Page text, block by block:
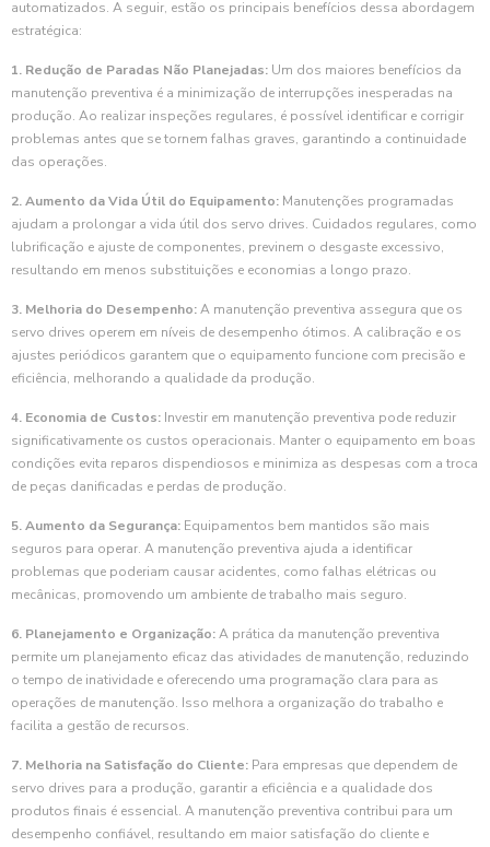
automatizados. A seguir, estão os principais benefícios dessa abordagem
estratégica:
1. Redução de Paradas Não Planejadas: Um dos maiores benefícios da
manutenção preventiva é a minimização de interrupções inesperadas na
produção. Ao realizar inspeções regulares, é possível identificar e corrigir
problemas antes que se tornem falhas graves, garantindo a continuidade
das operações.
2. Aumento da Vida Útil do Equipamento: Manutenções programadas
ajudam a prolongar a vida útil dos servo drives. Cuidados regulares, como
lubrificação e ajuste de componentes, previnem o desgaste excessivo,
resultando em menos substituições e economias a longo prazo.
3. Melhoria do Desempenho:A manutenção preventiva assegura que os
servo drives operem em níveis de desempenho ótimos. A calibração e os
ajustes periódicos garantem que o equipamento funcione com precisão e
eficiência, melhorando a qualidade da produção.
4. Economia de Custos: Investir em manutenção preventiva pode reduzir
significativamente os custos operacionais. Manter o equipamento em boas
condições evita reparos dispendiosos e minimiza as despesas com a troca
de peças danificadas e perdas de produção.
5. Aumento da Segurança: Equipamentos bem mantidos são mais
seguros para operar. A manutenção preventiva ajuda a identificar
problemas que poderiam causar acidentes, como falhas elétricas ou
mecânicas, promovendo um ambiente de trabalho mais seguro.
6. Planejamento e Organização:A prática da manutenção preventiva
permite um planejamento eficaz das atividades de manutenção, reduzindo
o tempo de inatividade e oferecendo uma programação clara para as
operações de manutenção. Isso melhora a organização do trabalho e
facilita a gestão de recursos.
7. Melhoria na Satisfação do Cliente: Para empresas que dependem de
servo drives para a produção, garantir a eficiência e a qualidade dos
produtos finais é essencial. A manutenção preventiva contribui para um
desempenho confiável, resultando em maior satisfação do cliente e